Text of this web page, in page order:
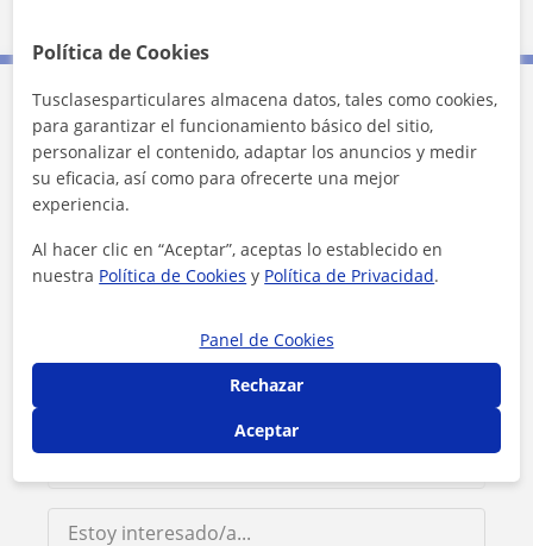
Contacta con María Filomena
Tarifa
1ª clase gratis
Política de Cookies
Tusclasesparticulares almacena datos, tales como cookies,
para garantizar el funcionamiento básico del sitio,
personalizar el contenido, adaptar los anuncios y medir
su eficacia, así como para ofrecerte una mejor
experiencia.
Al hacer clic en “Aceptar”, aceptas lo establecido en
nuestra Política de Cookies y Política de Privacidad.
Panel de Cookies
Rechazar
Aceptar